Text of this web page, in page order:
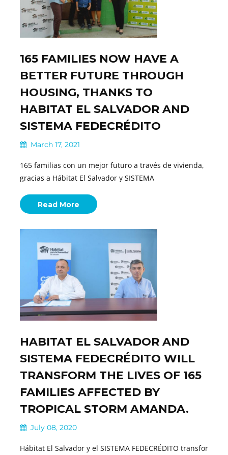
165 FAMILIES NOW HAVE A
BETTER FUTURE THROUGH
HOUSING, THANKS TO
HABITAT EL SALVADOR AND
SISTEMA FEDECRÉDITO
March 17, 2021
165 familias con un mejor futuro a través de vivienda,
gracias a Hábitat El Salvador y SISTEMA
Read More
HABITAT EL SALVADOR AND
SISTEMA FEDECRÉDITO WILL
TRANSFORM THE LIVES OF 165
FAMILIES AFFECTED BY
TROPICAL STORM AMANDA.
July 08, 2020
Hábitat El Salvador y el SISTEMA FEDECRÉDITO transfor